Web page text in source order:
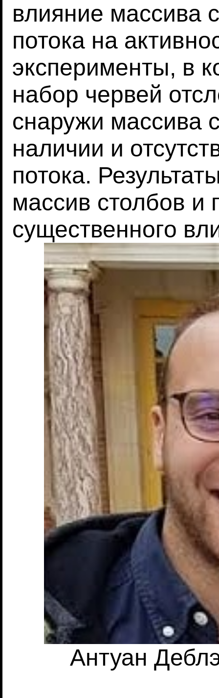
влияние массива
потока на
эксперименты, в
набор червей
снаружи массива
наличии и
потока.
массив столбов и
существенного
Антуан